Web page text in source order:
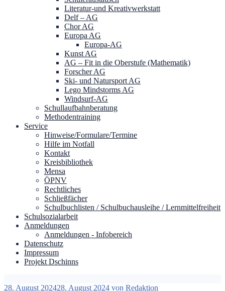
Literatur-und Kreativwerkstatt
Delf – AG
Chor AG
Europa AG
Europa-AG
Kunst AG
AG – Fit in die Oberstufe (Mathematik)
Forscher AG
Ski- und Natursport AG
Lego Mindstorms AG
Windsurf-AG
Schullaufbahnberatung
Methodentraining
Service
Hinweise/Formulare/Termine
Hilfe im Notfall
Kontakt
Kreisbibliothek
Mensa
ÖPNV
Rechtliches
Schließfächer
Schulbuchlisten / Schulbuchausleihe / Lernmittelfreiheit
Schulsozialarbeit
Anmeldungen
Anmeldungen - Infobereich
Datenschutz
Impressum
Projekt Dschinns
Veröffentlicht
28. August 202428. August 2024 von Redaktion